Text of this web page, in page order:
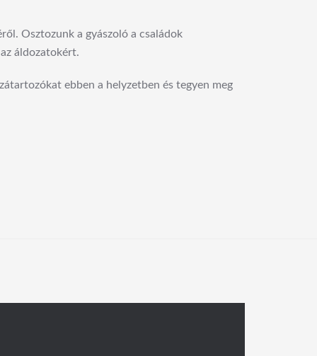
Osztozunk a gyászoló a családok
áldozatokért.
ebben a helyzetben és tegyen meg